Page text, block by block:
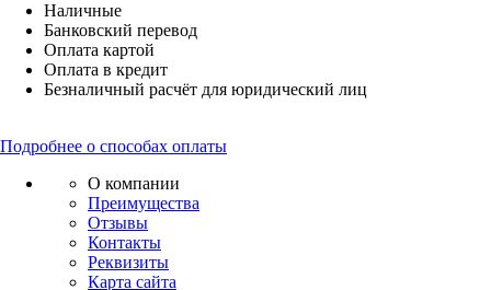
Наличные
Банковский перевод
Оплата картой
Оплата в кредит
Безналичный расчёт для юридический лиц
Подробнее о способах оплаты
О компании
Преимущества
Отзывы
Контакты
Реквизиты
Карта сайта